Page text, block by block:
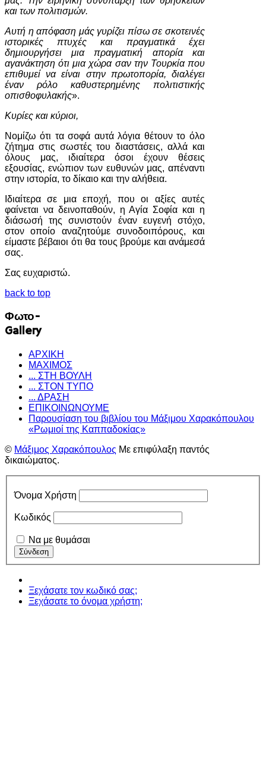
και των πολιτισμών.
Αυτή η απόφαση μάς γυρίζει πίσω σε σκοτεινές
ιστορικές πτυχές και πραγματικά έχει
δημιουργήσει μια πραγματική απορία και
αγανάκτηση ότι μια χώρα σαν την Τουρκία που
επιθυμεί να είναι στην πρωτοπορία, διαλέγει
έναν ρόλο καθυστερημένης πολιτιστικής
οπισθοφυλακής».
Κυρίες και κύριοι,
Νομίζω ότι τα σοφά αυτά λόγια θέτουν το όλο
ζήτημα στις σωστές του διαστάσεις, αλλά και
όλους μας, ιδιαίτερα όσοι έχουν θέσεις
εξουσίας, ενώπιον των ευθυνών μας, απέναντι
στην ιστορία, το δίκαιο και την αλήθεια.
Ιδιαίτερα σε μια εποχή, που οι αξίες αυτές
φαίνεται να δεινοπαθούν, η Αγία Σοφία και η
διάσωσή της συνιστούν έναν ευγενή στόχο,
στον οποίο αναζητούμε συνοδοιπόρους, και
είμαστε βέβαιοι ότι θα τους βρούμε και ανάμεσά
σας.
Σας ευχαριστώ.
back to top
Φωτο-
Gallery
ΑΡΧΙΚΗ
ΜΑΧΙΜΟΣ
... ΣΤΗ ΒΟΥΛΗ
... ΣΤΟΝ ΤΥΠΟ
... ΔΡΑΣΗ
ΕΠΙΚΟΙΝΩΝΟΥΜΕ
Παρουσίαση του βιβλίου του Μάξιμου Χαρακόπουλου
«Ρωμιοί της Καππαδοκίας»
© Μάξιμος Χαρακόπουλος Με επιφύλαξη παντός
δικαιώματος.
Όνομα Χρήστη
Κωδικός
Να με θυμάσαι
Ξεχάσατε τον κωδικό σας;
Ξεχάσατε το όνομα χρήστη;